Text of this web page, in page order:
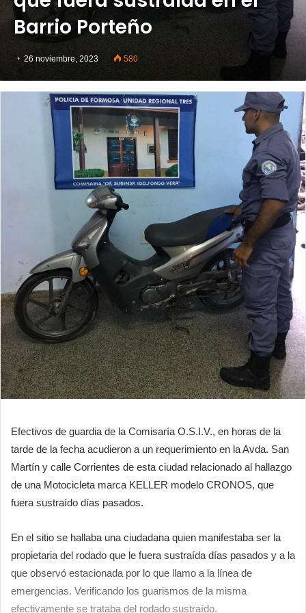
Barrio Porteño
26 noviembre, 2023 580
Efectivos de guardia de la Comisaría O.S.I.V., en horas de la
tarde de la fecha acudieron a un requerimiento en la Avda. San
Martín y calle Corrientes de esta ciudad relacionado al hallazgo
de una Motocicleta marca KELLER modelo CRONOS, que
fuera sustraído días pasados.
En el sitio se hallaba una ciudadana quien manifestaba ser la
propietaria del rodado que le fuera sustraída días pasados y a la
que observó estacionada por lo que llamo a la línea de
emergencias. Verificando los guarismos de la misma
efectivamente se trataba del rodado sustraído.